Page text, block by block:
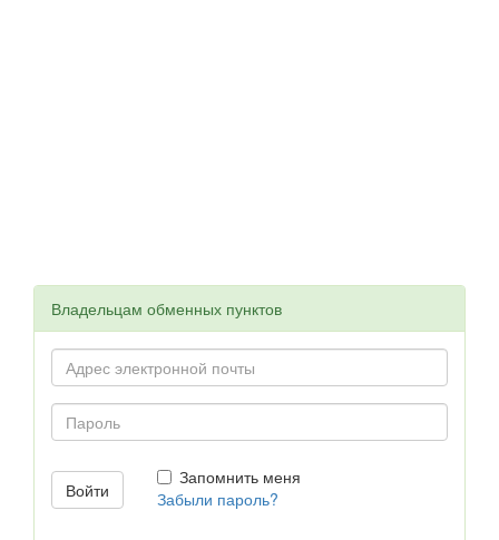
Владельцам обменных пунктов
Запомнить меня
Забыли пароль?